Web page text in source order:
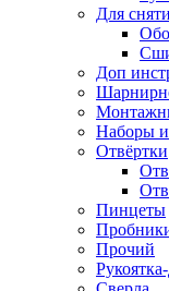
Для
Доп
Наборы
Отвёртки
Пинцеты
Прочий